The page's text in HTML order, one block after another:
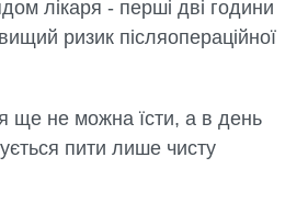
лікаря - перші дві години
ризик післяопераційної
ще не можна їсти, а в день
пити лише чисту